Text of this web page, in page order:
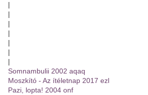
|
|
|
|
|
|
|
Somnambulii 2002 aqaq
Moszkító - Az ítéletnap 2017 ezl
Pazi, lopta! 2004 onf